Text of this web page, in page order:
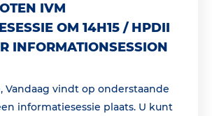
IVM
OM 14H15 / HPDII
INFORMATIONSESSION
Vandaag vindt op onderstaande
informatiesessie plaats. U kunt